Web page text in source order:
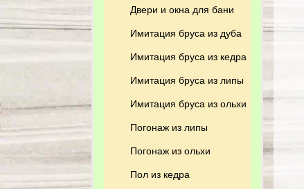
Двери и окна для бани
Имитация бруса из дуба
Имитация бруса из кедра
Имитация бруса из липы
Имитация бруса из ольхи
Погонаж из липы
Погонаж из ольхи
Пол из кедра